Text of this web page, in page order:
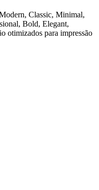
Classic, Minimal,
Bold, Elegant,
otimizados para impressão